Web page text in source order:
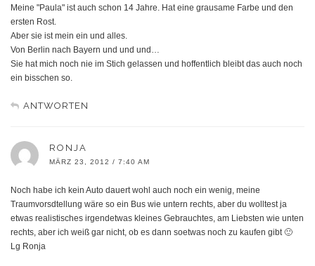
Meine "Paula" ist auch schon 14 Jahre. Hat eine grausame Farbe und den
ersten Rost.
Aber sie ist mein ein und alles.
Von Berlin nach Bayern und und und…
Sie hat mich noch nie im Stich gelassen und hoffentlich bleibt das auch noch
ein bisschen so.
ANTWORTEN
RONJA
MÄRZ 23, 2012 / 7:40 AM
Noch habe ich kein Auto dauert wohl auch noch ein wenig, meine
Traumvorsdtellung wäre so ein Bus wie untern rechts, aber du wolltest ja
etwas realistisches irgendetwas kleines Gebrauchtes, am Liebsten wie unten
rechts, aber ich weiß gar nicht, ob es dann soetwas noch zu kaufen gibt 🙂
Lg Ronja